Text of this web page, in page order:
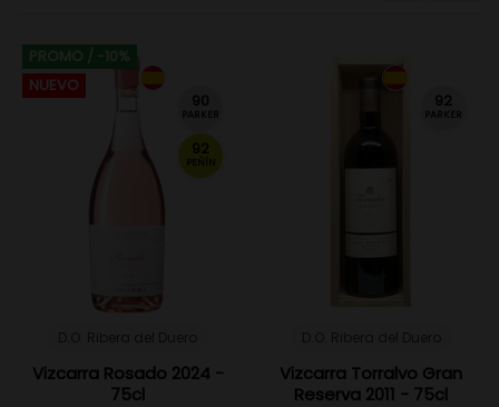
PROMO / -10%
NUEVO
90
PARKER
92
Vizcarra Rosado 2024 -
75cl
92
PARKER
Vizcarra Torralvo Gran
Reserva 2011 - 75cl